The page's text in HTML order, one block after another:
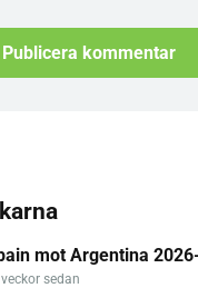
mot Argentina
sedan